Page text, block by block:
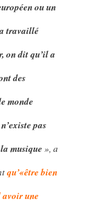
ou un
travaillé
on dit qu’il a
des
monde
pas
musique», a
qu’«être bien
avoir une